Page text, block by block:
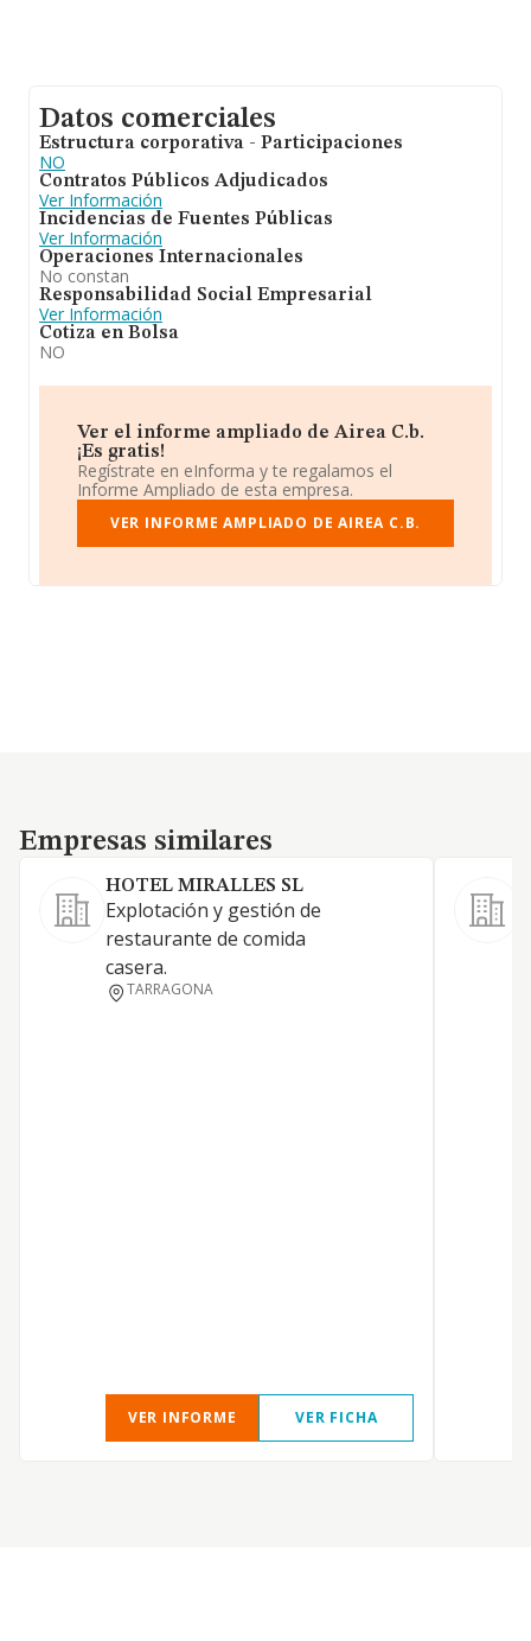
Datos comerciales
Estructura corporativa - Participaciones
NO
Contratos Públicos Adjudicados
Ver Información
Incidencias de Fuentes Públicas
Ver Información
Operaciones Internacionales
No constan
Responsabilidad Social Empresarial
Ver Información
Cotiza en Bolsa
NO
Ver el informe ampliado de Airea C.b.
¡Es gratis!
Regístrate en eInforma y te regalamos el
Informe Ampliado de esta empresa.
VER INFORME AMPLIADO DE AIREA C.B.
Empresas similares
Empresas similares
HOTEL MIRALLES SL
Explotación y gestión de
restaurante de comida
casera.
TARRAGONA
VER INFORME VER FICHA